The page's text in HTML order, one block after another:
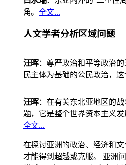
角。 全文...
人文学者分析区域问题
汪晖：尊严政治和平等政治
民主体为基础的公民政治，
汪晖：在有关东北亚地区的
题，它是整个世界资本主义
全文...
在探讨亚洲的政治、经济和
才能得到超越或克服。 亚洲